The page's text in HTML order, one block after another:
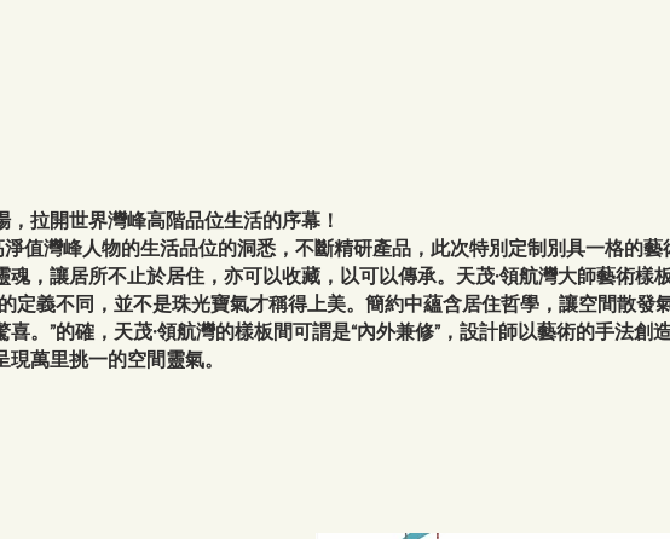
拉開世界灣峰高階品位生活的序幕！
值灣峰人物的生活品位的洞悉，不斷精研產品，此次特別定制別具一格的藝
，讓居所不止於居住，亦可以收藏，以可以傳承。 天茂·領航灣大師藝術樣
定義不同，並不是珠光寶氣才稱得上美。簡約中蘊含居住哲學，讓空間散發
。”的確， 天茂·領航灣的樣板間可謂是“內外兼修”，設計師以藝術的手法創
萬里挑一的空間靈氣。